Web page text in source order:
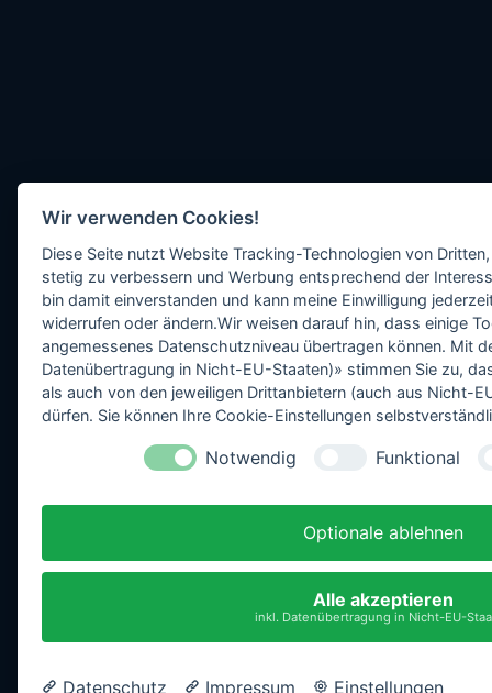
Wir verwenden Cookies!
Diese Seite nutzt Website Tracking-Technologien von
stetig zu verbessern und Werbung entsprechend der
bin damit einverstanden und kann meine Einwilligung
widerrufen oder ändern.Wir weisen darauf hin, dass einige
angemessenes Datenschutzniveau übertragen können. Mit
Datenübertragung in Nicht-EU-Staaten)» stimmen Sie zu,
als auch von den jeweiligen Drittanbietern (auch aus Nicht-
dürfen. Sie können Ihre Cookie-Einstellungen
Notwendig Funktional
Optionale ablehnen
Alle akzeptieren
inkl. Datenübertragung in Nicht-EU-
Datenschutz Impressum Einstellungen